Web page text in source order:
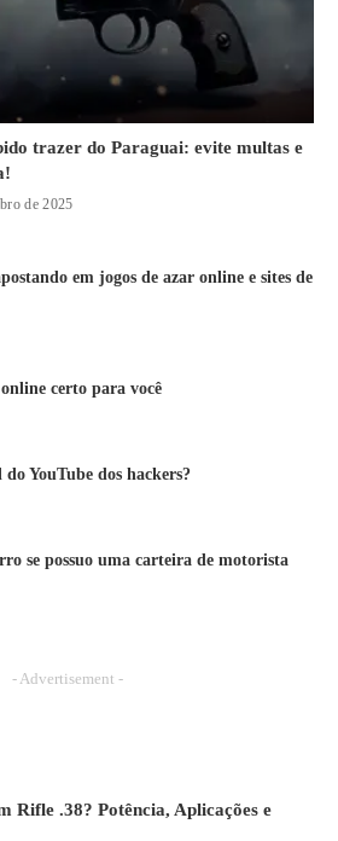
trazer do Paraguai: evite multas e
de 2025
em jogos de azar online e sites de
certo para você
YouTube dos hackers?
se possuo uma carteira de motorista
- Advertisement -
Rifle .38? Potência, Aplicações e